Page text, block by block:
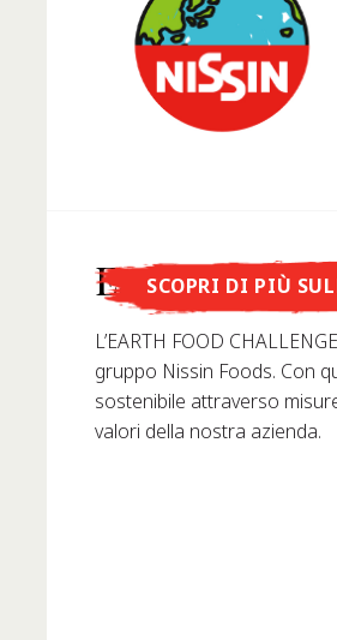
Earth Food
L’EARTH FOOD
gruppo Nissin Foods. Con
sostenibile attraverso
valori della nostra azienda.
SCOPRI DI PIÙ
Lo sapevi che...
... Nissin Foods GmbH è stata